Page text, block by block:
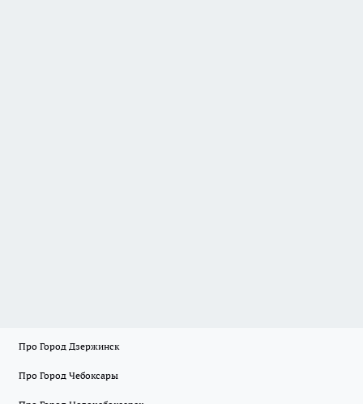
Про Город Дзержинск
Про Город Чебоксары